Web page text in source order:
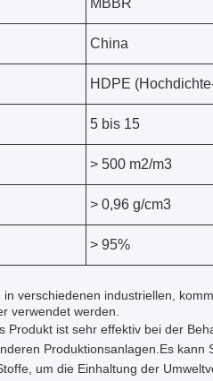
MBBR
China
HDPE
5 bis 15
> 500 m2/m3
> 0,96 g/cm3
> 95%
verschiedenen industriellen,
verwendet werden.
Produkt ist sehr effektiv bei der
Produktionsanlagen.Es
um die Einhaltung der